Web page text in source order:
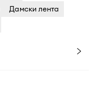
Дамски лента